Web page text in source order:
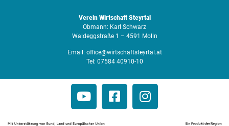
Verein Wirtschaft Steyrtal
Obmann: Karl Schwarz
Waldeggstraße 1 – 4591 Molln
Email: office@wirtschaftsteyrtal.at
Tel: 07584 40910-10